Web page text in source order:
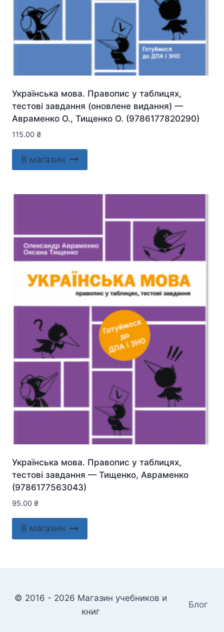
Українська мова. Правопис у таблицях,
тестові завдання (оновлене видання) —
Авраменко О., Тищенко О. (9786177820290)
115.00 ₴
В магазин
Українська мова. Правопис у таблицях,
тестові завдання — Тищенко, Авраменко
(9786177563043)
95.00 ₴
В магазин
© 2016 - 2026 Магазин учебников и
книг
Блог